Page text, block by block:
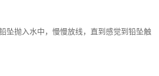
坠抛入水中，慢慢放线，直到感觉到铅坠触